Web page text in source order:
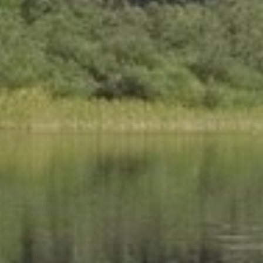
Perwang am Grabensee
Sie können den Tennisplatz
Der Schlüssel für den Platz ist
Perwang hinterlegt.
Unterricht auf Anfrage!
Tennisanlage Perwang,